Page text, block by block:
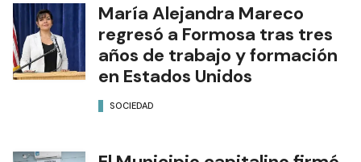
María Alejandra Mareco
regresó a Formosa tras tres
años de trabajo y formación
en Estados Unidos
SOCIEDAD